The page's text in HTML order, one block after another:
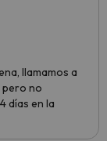
llamamos a
pero no
días en la